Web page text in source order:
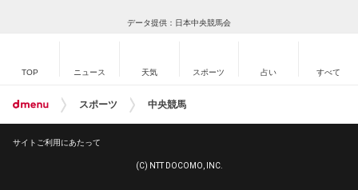
データ提供：日本中央競馬会
TOP ニュース 天気 スポーツ 占い すべて
スポーツ 中央競馬
サイトご利用にあたって
(C) NTT DOCOMO, INC.